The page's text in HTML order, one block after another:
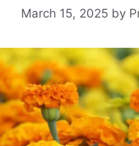
March 15, 2025 by